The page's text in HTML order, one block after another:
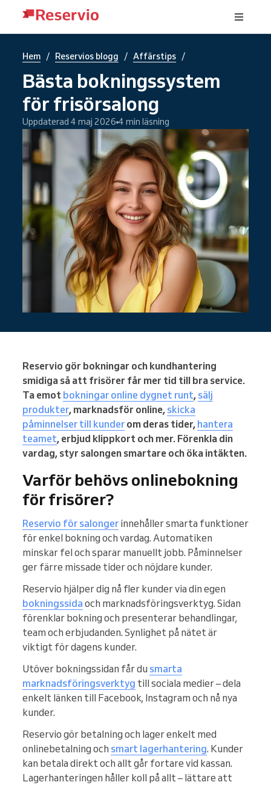
Hem / Reservios blogg / Affärstips /
Bästa bokningssystem
för frisörsalong
Uppdaterad 4 maj 2026 4 min läsning
Reservio gör bokningar och kundhantering
smidiga så att frisörer får mer tid till bra service.
Ta emot bokningar online dygnet runt, sälj
produkter, marknadsför online, skicka
påminnelser till kunder om deras tider, hantera
teamet, erbjud klippkort och mer. Förenkla din
vardag, styr salongen smartare och öka intäkten.
Varför behövs onlinebokning
för frisörer?
Reservio för salonger innehåller smarta funktioner
för enkel bokning och vardag. Automatiken
minskar fel och sparar manuellt jobb. Påminnelser
ger färre missade tider och nöjdare kunder.
Reservio hjälper dig nå fler kunder via din egen
bokningssida och marknadsföringsverktyg. Sidan
förenklar bokning och presenterar behandlingar,
team och erbjudanden. Synlighet på nätet är
viktigt för dagens kunder.
Utöver bokningssidan får du smarta
marknadsföringsverktyg till sociala medier – dela
enkelt länken till Facebook, Instagram och nå nya
kunder.
Reservio gör betalning och lager enkelt med
onlinebetalning och smart lagerhantering. Kunder
kan betala direkt och allt går fortare vid kassan.
Lagerhanteringen håller koll på allt – lättare att